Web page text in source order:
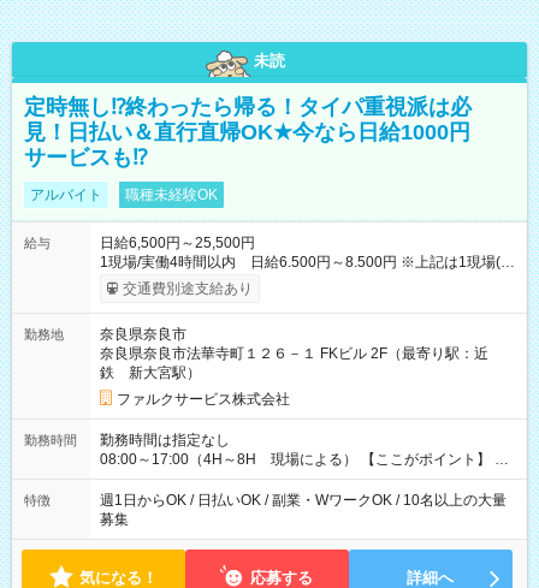
未読
定時無し⁉終わったら帰る！タイパ重視派は必
見！日払い＆直行直帰OK★今なら日給1000円
サービスも⁉
アルバイト 職種未経験OK
給与
日給6,500円～25,500円
1現場/実働4時間以内 日給6.500円～8.500円 ※上記は1現場(実
働4時間以内)あたりの給与です ※基本は1日あたり2現場(実働8
時間以内)をお任せします。その場合の支給額は日給1,3000円で
～」ですが、今なら初出勤をした人は採用祝いで【日給+1.000
円】のボーナスが！★（その他待遇に変更ありません） 現場に
よっては早く終わることもあり！ その場合も給与金額は変わり
ません！ ≪給与例≫ ・週1日勤務 ㈪～㈮は本業のため㈯のみ
1現場/6.500×2現場＝日給13.000円×4日 ＝月給52.000円 ・週6
日でレギュラー勤務(勤続1年) 1現場/7.200×2現場＝日給14.400
円×24日 ＝月給345.600円 ☆さらに「3現場の日」「夜勤に出
い・週払い・月3回払いが選択可能 【試用期間】試用期間なし
交通費別途支給あり
勤務地
奈良県奈良市
奈良県奈良市法華寺町１２６－１ FKビル 2F（最寄り駅：近
鉄 新大宮駅）
ファルクサービス株式会社
勤務時間
勤務時間は指定なし
08:00～17:00（4H～8H 現場による） 【ここがポイント】 ◆
給与の日給保障あり！ 「4時間の現場」が「1時間」で終わった
時も給料変わらず！ 「4時間の現場」のお給料をお支払いします
♪ 1日にたくさんの現場をこなせば、高収入を実現可能！
特徴
週1日からOK / 日払いOK / 副業・WワークOK / 10名以上の大量
募集
気になる！ 応募する 詳細へ